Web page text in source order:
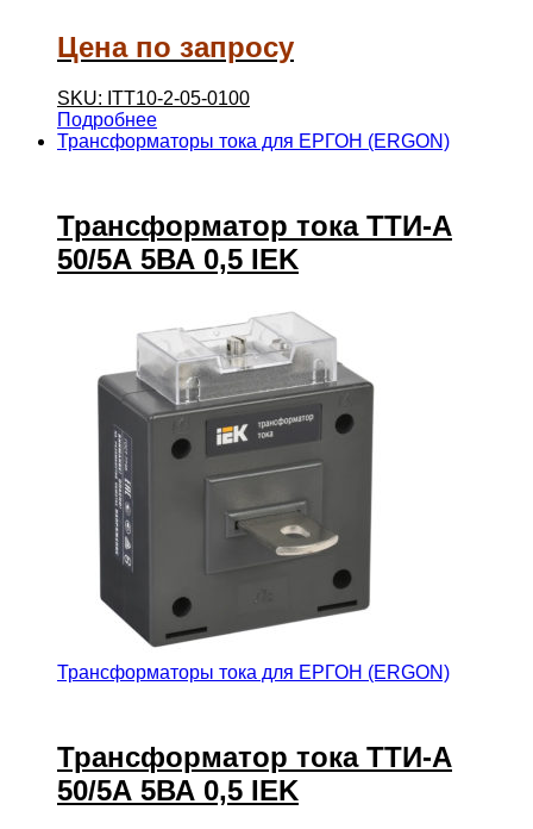
Цена по запросу
SKU: ITT10-2-05-0100
Подробнее
Трансформаторы тока для ЕРГОН (ERGON)
Трансформатор тока ТТИ-А
50/5А 5ВА 0,5 IEK
Трансформаторы тока для ЕРГОН (ERGON)
Трансформатор тока ТТИ-А
50/5А 5ВА 0,5 IEK